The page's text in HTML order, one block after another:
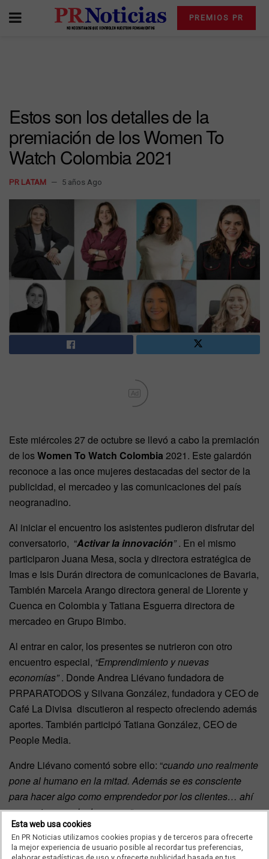
PREMIOS PR
Estos son los detalles de la
premiación de los Women To
Watch Colombia 2021
PR LATAM 5 años Ago
Ad
Este miércoles 27 de octubre se llevó a cabo la premiación
de losWomen To Watch Colombia 2021. Este galardón
reconoce a las once mujeres destacadas del sector de la
publicidad, el mercadeo y las comunicaciones del país
neogranadino.
Al iniciar el encuentro los asistentes pudieron disfrutar del
conversatorio, “Activar la innovación”. En el mismo
participaron Juana Mesa, socia y directora estratégica de
Imas e Isis Durán directora de comunicaciones de Bavaria,
También Marcela Arango directora general de Llorente y
Cuenca en Colombia y Tatiana Esguerra directora de
mercadeo en Grupo Bimbo.
Al entrar en calor, los presentes se nutrieron con otro
encuentro especial, “Emprendimiento y nuevas
economías”. Donde Andrea Liévano fundadora de
PRPARATODOS y Silvana González, fundadora y CEO de
Café La Divisa discutieron al respecto ofreciendo además
aportes. También participó Tatiana González, CEO de
People Media.
Andre Liévano comentó sobre ello: “cuando uno realmente
pone al humano en la mitad. Además se es consciente
para hacer algo como emprendedor por los clientes… ahí
se empiezan a dar las cosas“.
Además, tuvo una participación especial Andrea Vargas
gerente comercial deNatura Colombia;quien habló sobre
Esta web usa cookies
En PR Noticias utilizamos cookies propias y de terceros para ofrecerte
la mejor experiencia de usuario posible al recordar tus preferencias,